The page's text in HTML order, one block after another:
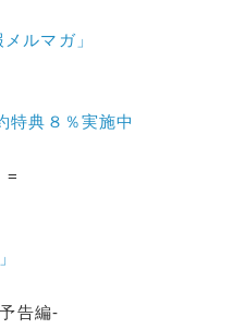
ルマガ」
特典８％実施中
=
告編-